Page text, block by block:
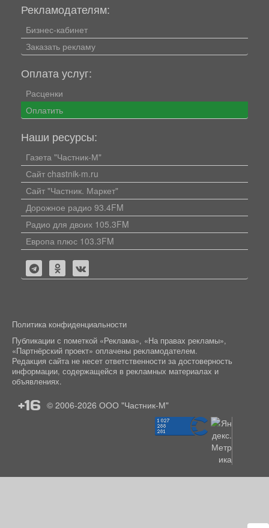
Рекламодателям:
Бизнес-кабинет
Заказать рекламу
Оплата услуг:
Расценки
Оплатить
Наши ресурсы:
Газета "Частник-М"
Сайт chastnik-m.ru
Сайт "Частник. Маркет"
Дорожное радио 93.4FM
Радио для двоих 105.3FM
Европа плюс 103.3FM
Политика конфиденциальности
Публикации с пометкой «Реклама», «На правах рекламы»,
«Партнёрский проект» оплачены рекламодателем.
Редакция сайта не несет ответственности за достоверность
информации, содержащейся в рекламных материалах и
объявлениях.
+16 © 2006-2026 ООО "Частник-М"